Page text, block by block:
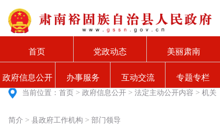
首页 党政动态 美丽肃南
政府信息公开 办事服务 互动交流 专题专栏
当前位置：首页 >政府信息公开 >法定主动公开内容 >机关
简介 >县政府工作机构 >部门领导